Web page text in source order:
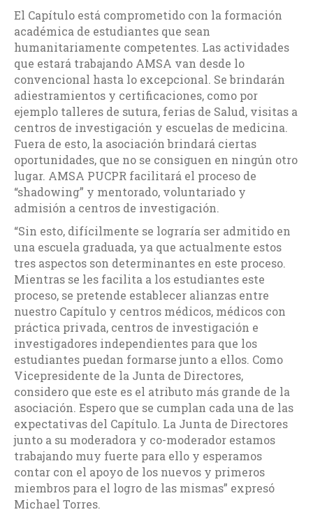
El Capítulo está comprometido con la formación
académica de estudiantes que sean
humanitariamente competentes. Las actividades
que estará trabajando AMSA van desde lo
convencional hasta lo excepcional. Se brindarán
adiestramientos y certificaciones, como por
ejemplo talleres de sutura, ferias de Salud, visitas a
centros de investigación y escuelas de medicina.
Fuera de esto, la asociación brindará ciertas
oportunidades, que no se consiguen en ningún otro
lugar. AMSA PUCPR facilitará el proceso de
“shadowing” y mentorado, voluntariado y
admisión a centros de investigación.
“Sin esto, difícilmente se lograría ser admitido en
una escuela graduada, ya que actualmente estos
tres aspectos son determinantes en este proceso.
Mientras se les facilita a los estudiantes este
proceso, se pretende establecer alianzas entre
nuestro Capítulo y centros médicos, médicos con
práctica privada, centros de investigación e
investigadores independientes para que los
estudiantes puedan formarse junto a ellos. Como
Vicepresidente de la Junta de Directores,
considero que este es el atributo más grande de la
asociación. Espero que se cumplan cada una de las
expectativas del Capítulo. La Junta de Directores
junto a su moderadora y co-moderador estamos
trabajando muy fuerte para ello y esperamos
contar con el apoyo de los nuevos y primeros
miembros para el logro de las mismas” expresó
Michael Torres.